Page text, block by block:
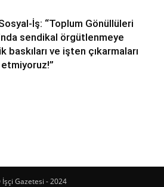
İş: “Toplum Gönüllüleri
sendikal örgütlenmeye
baskıları ve işten çıkarmaları
Gazetesi - 2024